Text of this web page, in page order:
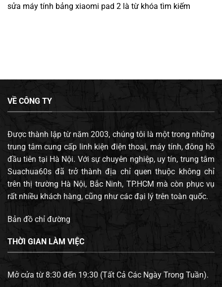
sửa máy tính bảng xiaomi pad 2 là từ khóa tìm kiếm
VỀ CÔNG TY
Được thành lập từ năm 2003, chúng tôi là một trong những
trung tâm cung cấp linh kiện điện thoại, máy tính, đông hồ
đầu tiên tại Hà Nội. Với sự chuyên nghiệp, uy tín, trung tâm
Suachua60s đã trở thành địa chỉ quen thuộc không chỉ
trên thị trường Hà Nội, Bắc Ninh, TP.HCM mà còn phục vụ
rất nhiều khách hàng, cũng như các đại lý trên toàn quốc.
Bản đồ chỉ đường
THỜI GIAN LÀM VIỆC
Mở cửa từ 8:30 đến 19:30 (Tất Cả Các Ngày Trong Tuần).